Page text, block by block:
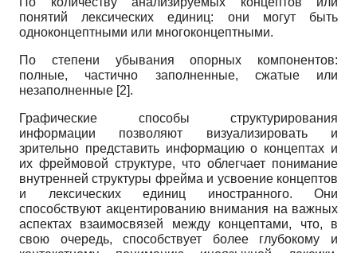
понятий лексических единиц: они могут быть
одноконцептными или многоконцептными.
По степени убывания опорных компонентов:
полные, частично заполненные, сжатые или
незаполненные [2].
Графические способы структурирования
информации позволяют визуализировать и
зрительно представить информацию о концептах и
их фреймовой структуре, что облегчает понимание
внутренней структуры фрейма и усвоение концептов
и лексических единиц иностранного. Они
способствуют акцентированию внимания на важных
аспектах взаимосвязей между концептами, что, в
свою очередь, способствует более глубокому и